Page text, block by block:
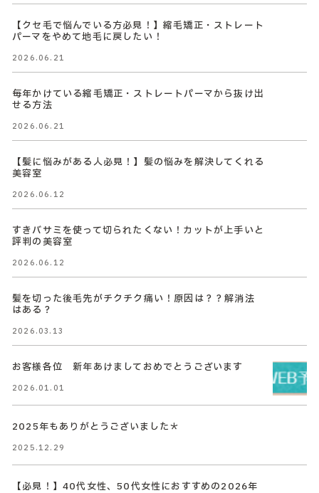
【クセ毛で悩んでいる方必見！】縮毛矯正・ストレート
パーマをやめて地毛に戻したい！
2026.06.21
毎年かけている縮毛矯正・ストレートパーマから抜け出
せる方法
2026.06.21
【髪に悩みがある人必見！】髪の悩みを解決してくれる
美容室
2026.06.12
すきバサミを使って切られたくない！カットが上手いと
評判の美容室
2026.06.12
髪を切った後毛先がチクチク痛い！原因は？？解消法
はある？
2026.03.13
お客様各位 新年あけましておめでとうございます
2026.01.01
2025年もありがとうございました＊
2025.12.29
【必見！】40代女性、50代女性におすすめの2026年